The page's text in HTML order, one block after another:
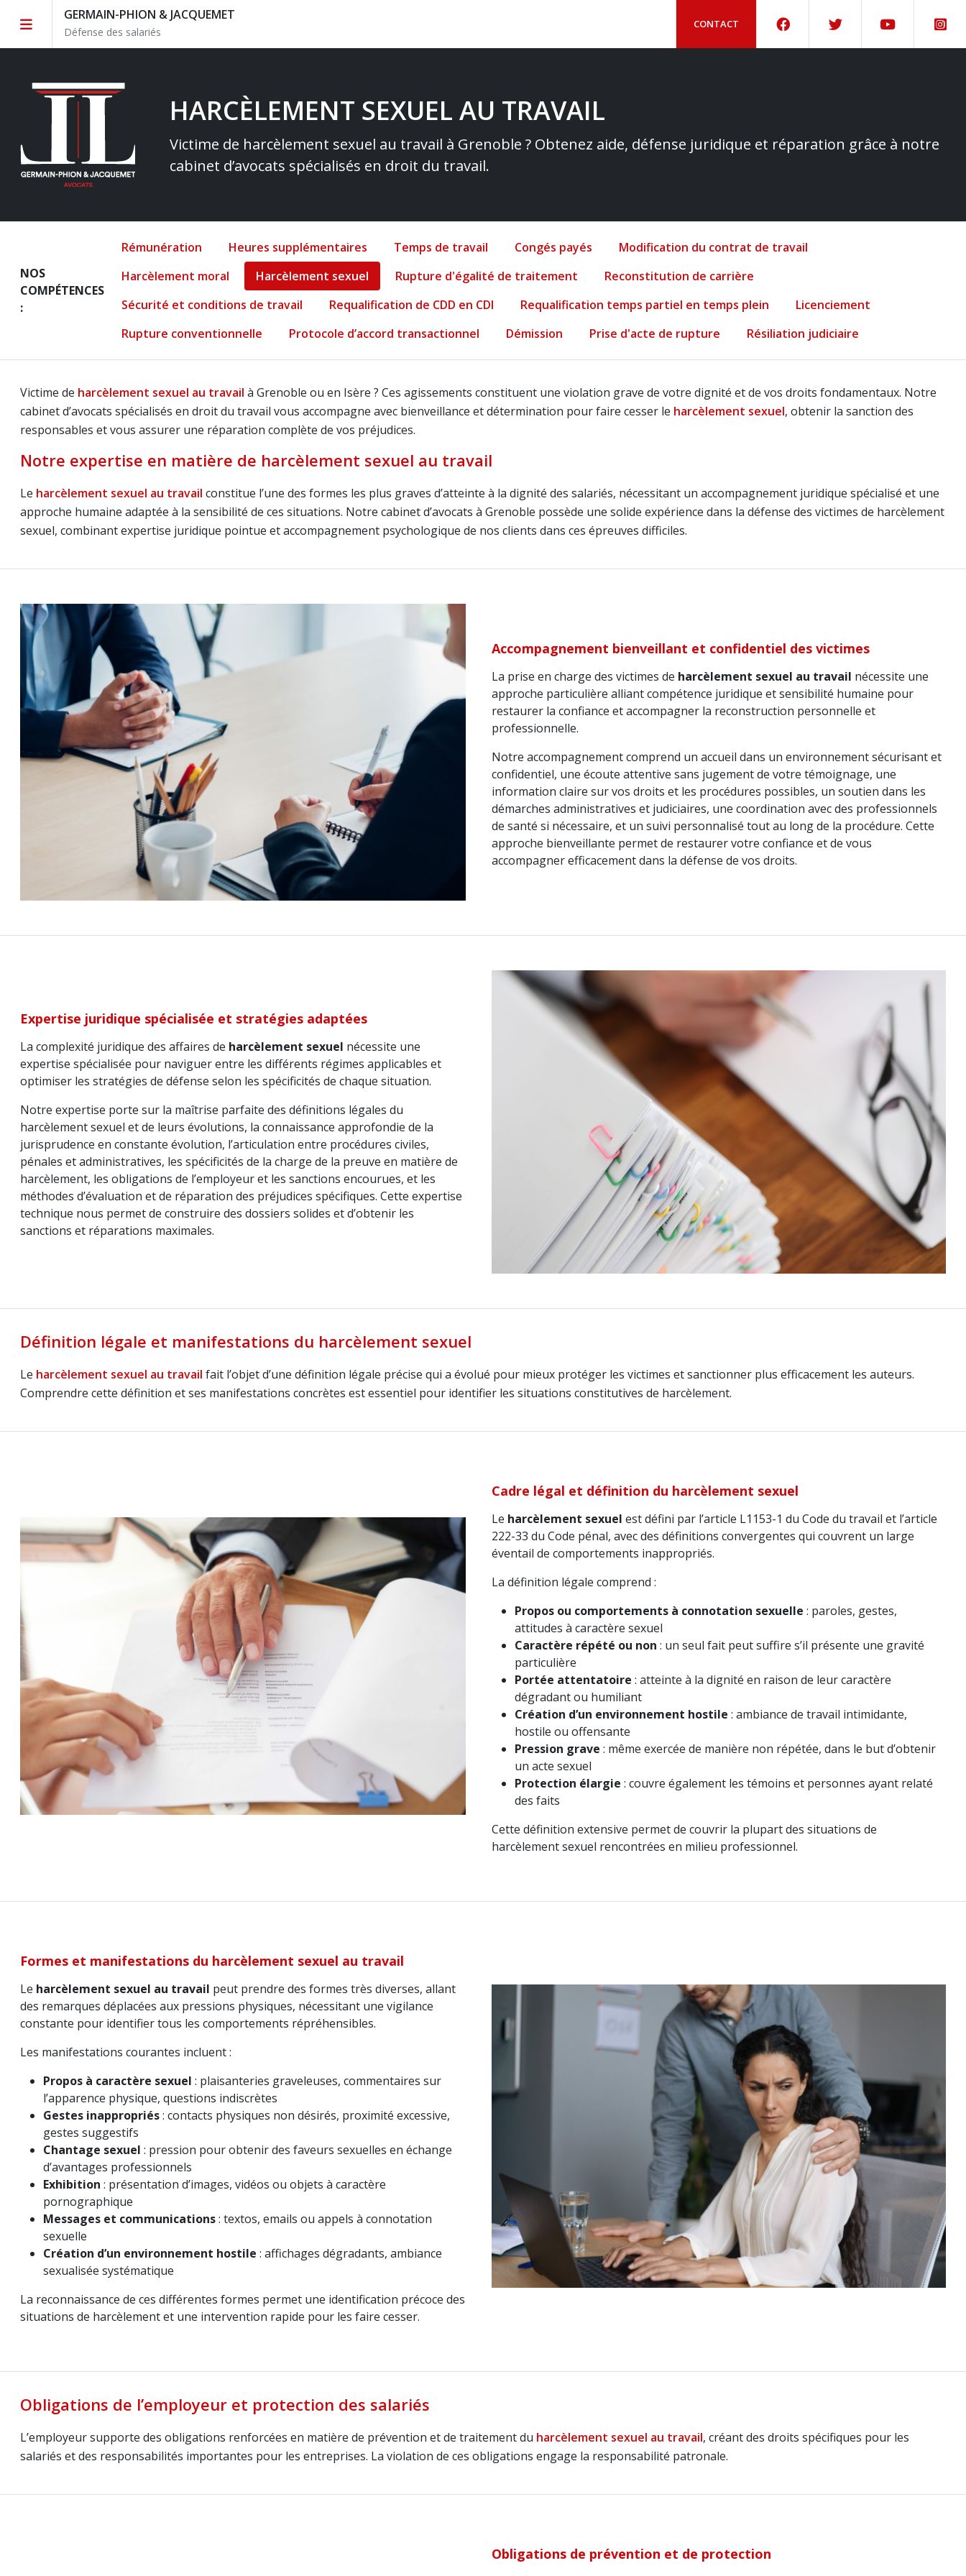
GERMAIN-PHION & JACQUEMET
Défense des salariés
CONTACT
HARCÈLEMENT SEXUEL AU TRAVAIL
Victime de harcèlement sexuel au travail à Grenoble ? Obtenez aide, défense juridique et réparation grâce à notre
cabinet d’avocats spécialisés en droit du travail.
NOS
COMPÉTENCES
:
Rémunération Heures supplémentaires Temps de travail Congés payés
Modification du contrat de travail
Harcèlement moral
Harcèlement sexuel Rupture d'égalité de traitement
Reconstitution de carrière
Sécurité et conditions de travail
Requalification de CDD en CDI Requalification temps partiel en temps plein
Licenciement
Rupture conventionnelle
Protocole d’accord transactionnel Démission Prise d'acte de rupture Résiliation judiciaire
Victime de harcèlement sexuel au travail à Grenoble ou en Isère ? Ces agissements constituent une violation grave de votre dignité et de vos droits fondamentaux. Notre
cabinet d’avocats spécialisés en droit du travail vous accompagne avec bienveillance et détermination pour faire cesser le harcèlement sexuel, obtenir la sanction des
responsables et vous assurer une réparation complète de vos préjudices.
Notre expertise en matière de harcèlement sexuel au travail
Le harcèlement sexuel au travail constitue l’une des formes les plus graves d’atteinte à la dignité des salariés, nécessitant un accompagnement juridique spécialisé et une
approche humaine adaptée à la sensibilité de ces situations. Notre cabinet d’avocats à Grenoble possède une solide expérience dans la défense des victimes de harcèlement
sexuel, combinant expertise juridique pointue et accompagnement psychologique de nos clients dans ces épreuves difficiles.
Accompagnement bienveillant et confidentiel des victimes
La prise en charge des victimes de harcèlement sexuel au travail nécessite une
approche particulière alliant compétence juridique et sensibilité humaine pour
restaurer la confiance et accompagner la reconstruction personnelle et
professionnelle.
Notre accompagnement comprend un accueil dans un environnement sécurisant et
confidentiel, une écoute attentive sans jugement de votre témoignage, une
information claire sur vos droits et les procédures possibles, un soutien dans les
démarches administratives et judiciaires, une coordination avec des professionnels
de santé si nécessaire, et un suivi personnalisé tout au long de la procédure. Cette
approche bienveillante permet de restaurer votre confiance et de vous
accompagner efficacement dans la défense de vos droits.
Expertise juridique spécialisée et stratégies adaptées
La complexité juridique des affaires de harcèlement sexuel nécessite une
expertise spécialisée pour naviguer entre les différents régimes applicables et
optimiser les stratégies de défense selon les spécificités de chaque situation.
Notre expertise porte sur la maîtrise parfaite des définitions légales du
harcèlement sexuel et de leurs évolutions, la connaissance approfondie de la
jurisprudence en constante évolution, l’articulation entre procédures civiles,
pénales et administratives, les spécificités de la charge de la preuve en matière de
harcèlement, les obligations de l’employeur et les sanctions encourues, et les
méthodes d’évaluation et de réparation des préjudices spécifiques. Cette expertise
technique nous permet de construire des dossiers solides et d’obtenir les
sanctions et réparations maximales.
Définition légale et manifestations du harcèlement sexuel
Le harcèlement sexuel au travail fait l’objet d’une définition légale précise qui a évolué pour mieux protéger les victimes et sanctionner plus efficacement les auteurs.
Comprendre cette définition et ses manifestations concrètes est essentiel pour identifier les situations constitutives de harcèlement.
Cadre légal et définition du harcèlement sexuel
Le harcèlement sexuel est défini par l’article L1153-1 du Code du travail et l’article
222-33 du Code pénal, avec des définitions convergentes qui couvrent un large
éventail de comportements inappropriés.
La définition légale comprend :
Propos ou comportements à connotation sexuelle : paroles, gestes,
attitudes à caractère sexuel
Caractère répété ou non : un seul fait peut suffire s’il présente une gravité
particulière
Portée attentatoire : atteinte à la dignité en raison de leur caractère
dégradant ou humiliant
Création d’un environnement hostile : ambiance de travail intimidante,
hostile ou offensante
Pression grave : même exercée de manière non répétée, dans le but d’obtenir
un acte sexuel
Protection élargie : couvre également les témoins et personnes ayant relaté
des faits
Cette définition extensive permet de couvrir la plupart des situations de
harcèlement sexuel rencontrées en milieu professionnel.
Formes et manifestations du harcèlement sexuel au travail
Le harcèlement sexuel au travail peut prendre des formes très diverses, allant
des remarques déplacées aux pressions physiques, nécessitant une vigilance
constante pour identifier tous les comportements répréhensibles.
Les manifestations courantes incluent :
Propos à caractère sexuel : plaisanteries graveleuses, commentaires sur
l’apparence physique, questions indiscrètes
Gestes inappropriés: contacts physiques non désirés, proximité excessive,
gestes suggestifs
Chantage sexuel : pression pour obtenir des faveurs sexuelles en échange
d’avantages professionnels
Exhibition : présentation d’images, vidéos ou objets à caractère
pornographique
Messages et communications: textos, emails ou appels à connotation
sexuelle
Création d’un environnement hostile : affichages dégradants, ambiance
sexualisée systématique
La reconnaissance de ces différentes formes permet une identification précoce des
situations de harcèlement et une intervention rapide pour les faire cesser.
Obligations de l’employeur et protection des salariés
L’employeur supporte des obligations renforcées en matière de prévention et de traitement du harcèlement sexuel au travail, créant des droits spécifiques pour les
salariés et des responsabilités importantes pour les entreprises. La violation de ces obligations engage la responsabilité patronale.
Obligations de prévention et de protection